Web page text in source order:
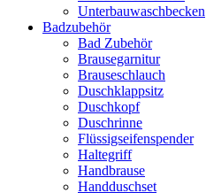
Unterbauwaschbecken
Badzubehör
Bad Zubehör
Brausegarnitur
Brauseschlauch
Duschklappsitz
Duschkopf
Duschrinne
Flüssigseifenspender
Haltegriff
Handbrause
Handduschset